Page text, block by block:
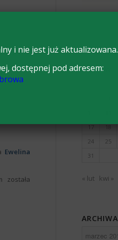
Ewelina
została
P
17
24
25
31
« lut kwi »
ARCHIWA
i nie jest już aktualizowana.
dostępnej pod adresem: